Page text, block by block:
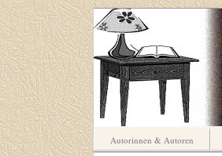
Autorinnen & Autoren